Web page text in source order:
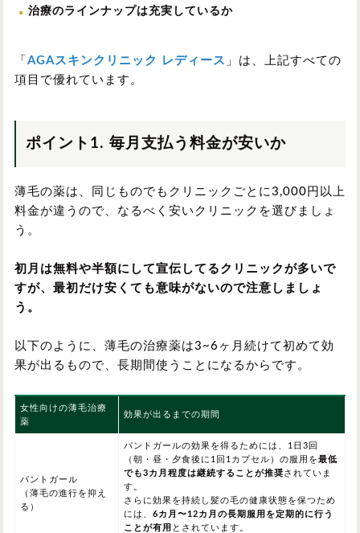
治療のラインナップは充実しているか
「 AGAスキンクリニック レディース 」は、上記すべての
項目で優れています。
ポイント1. 毎月支払う料金が安いか
薄毛の薬は、同じものでもクリニックごとに3,000円以上
料金が違うので、なるべく安いクリニックを選びましょ
う。
初月は無料や半額にして宣伝してるクリニックが多いで
すが、最初だけ安くても意味がないので注意しましょ
う。
以下のように、薄毛の治療薬は3~6ヶ月続けて初めて効
果が出るもので、長期間使うことになるからです。
女性向けの薄毛治療
薬
効果が出るまでの期間
パントガール
（薄毛の進行を抑え
る）
パントガールの効果を得るためには、1日3回
（朝・昼・夕食後に1回1カプセル）の服用を最低
でも3カ月程度は継続することが推奨されていま
す。
さらに効果を持続し髪の毛の健康状態を保つため
には、 6カ月〜12カ月の長期服用を定期的に行う
ことが有用 とされています。